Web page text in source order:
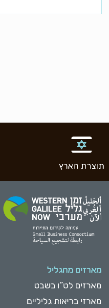
תוצרת הארץ
מארזים מהגליל
מארזים לט”ו בשבט
מארזי בריאות גליליים